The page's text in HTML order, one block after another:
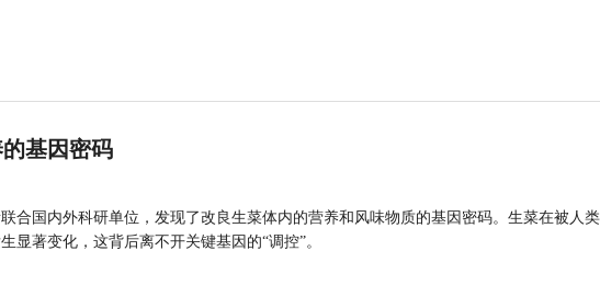
基因密码
合国内外科研单位，发现了改良生菜体内的营养和风味物质的基因密码。生菜在被人
显著变化，这背后离不开关键基因的“调控”。